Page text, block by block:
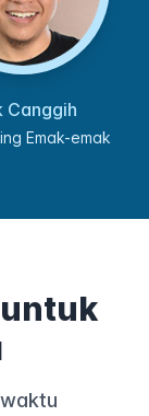
Canggih
Emak-emak